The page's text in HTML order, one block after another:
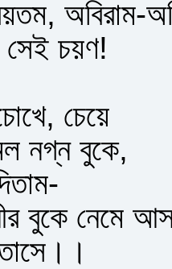
অবিরাম-
সেই চয়ণ!
চেয়ে
নগ্ন বুকে,
বুকে নেমে